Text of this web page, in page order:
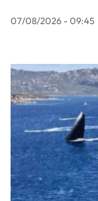
07/08/2026 - 09:45